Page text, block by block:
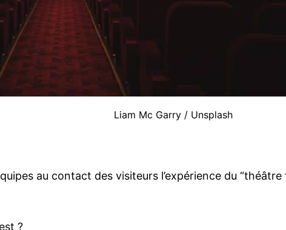
Liam Mc Garry / Unsplash
au contact des visiteurs l’expérience du
?